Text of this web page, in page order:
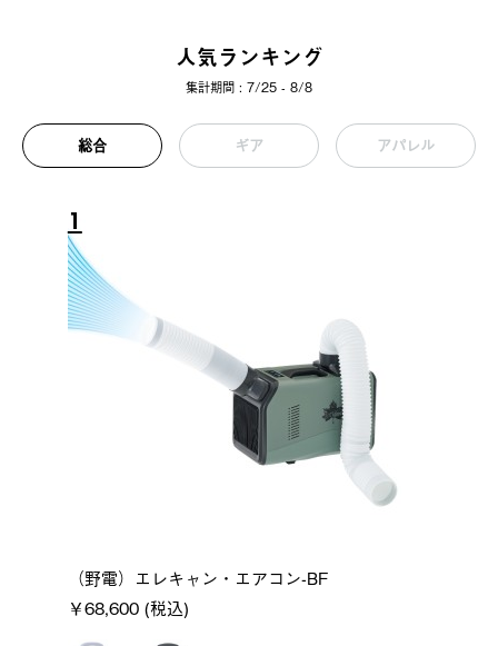
人気ランキング
集計期間 : 7/25 - 8/8
総合 ギア アパレル
1
（野電）エレキャン・エアコン-BF
￥68,600 (税込)